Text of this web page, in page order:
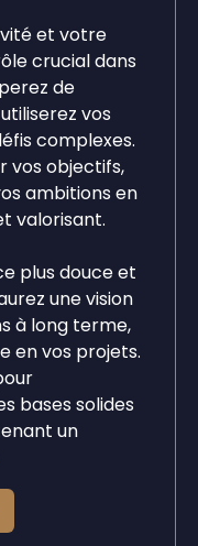
et votre
crucial dans
de
vos
complexes.
vos objectifs,
ambitions en
valorisant.
plus douce et
une vision
à long terme,
en vos projets.
bases solides
un